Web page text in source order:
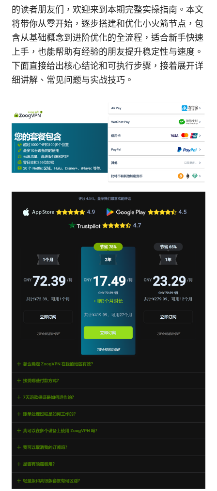
的读者朋友们，欢迎来到本期完整实操指南。本文
将带你从零开始，逐步搭建和优化小火箭节点，包
含从基础概念到进阶优化的全流程，适合新手快速
上手，也能帮助有经验的朋友提升稳定性与速度。
下面直接给出核心结论和可执行步骤，接着展开详
细讲解、常见问题与实战技巧。